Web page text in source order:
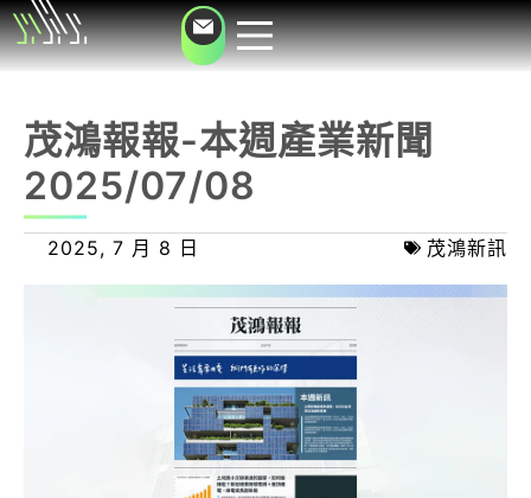
茂鴻報報-本週產業新聞
2025/07/08
2025, 7 月 8 日 茂鴻新訊